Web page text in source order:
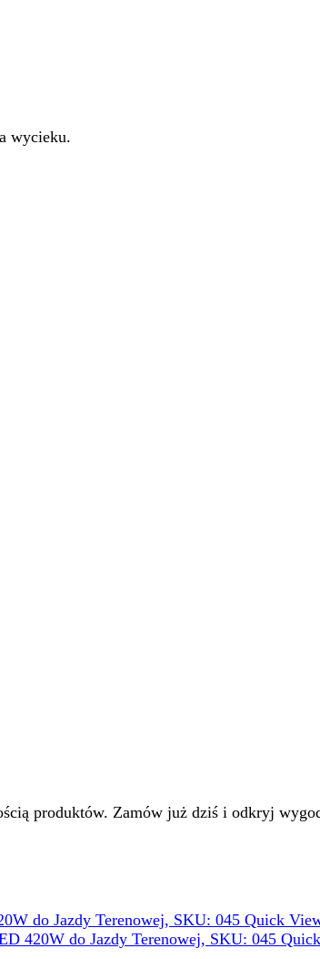
wycieku.
produktów. Zamów już dziś i odkryj
Quick